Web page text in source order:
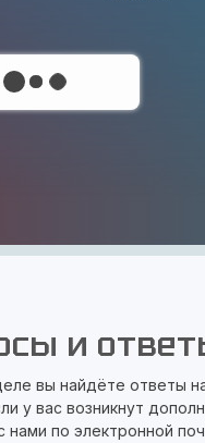
и
вы найдёте ответы
у вас возникнут
нами по электронной